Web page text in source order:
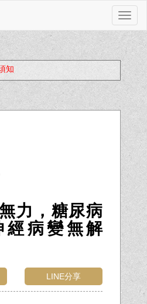
切
換
知
力，糖尿病
經病變無解
LINE分享